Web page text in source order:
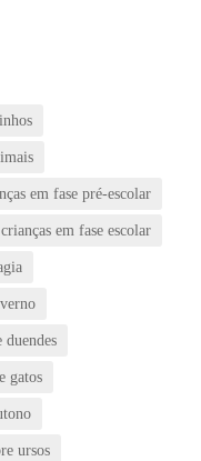
em fase pré-escolar
em fase escolar
duendes
gatos
ursos